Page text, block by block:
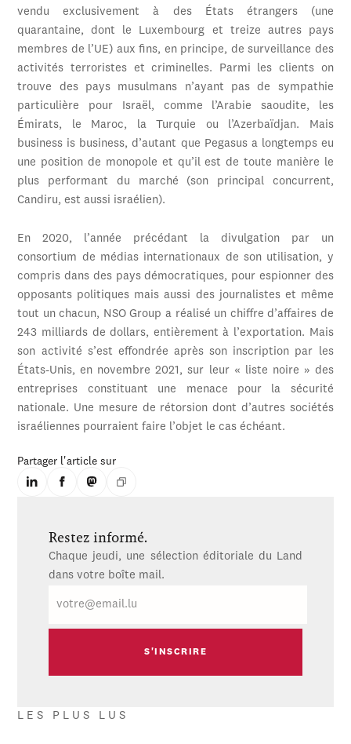
vendu exclusivement à des États étrangers (une
quarantaine, dont le Luxembourg et treize autres pays
membres de l’UE) aux fins, en principe, de surveillance des
activités terroristes et criminelles. Parmi les clients on
trouve des pays musulmans n’ayant pas de sympathie
particulière pour Israël, comme l’Arabie saoudite, les
Émirats, le Maroc, la Turquie ou l’Azerbaïdjan. Mais
business is business, d’autant que Pegasus a longtemps eu
une position de monopole et qu’il est de toute manière le
plus performant du marché (son principal concurrent,
Candiru, est aussi israélien).
En 2020, l’année précédant la divulgation par un
consortium de médias internationaux de son utilisation, y
compris dans des pays démocratiques, pour espionner des
opposants politiques mais aussi des journalistes et même
tout un chacun, NSO Group a réalisé un chiffre d’affaires de
243 milliards de dollars, entièrement à l’exportation. Mais
son activité s’est effondrée après son inscription par les
États-Unis, en novembre 2021, sur leur « liste noire » des
entreprises constituant une menace pour la sécurité
nationale. Une mesure de rétorsion dont d’autres sociétés
israéliennes pourraient faire l’objet le cas échéant.
Partager l'article sur
Restez informé.
Chaque jeudi, une sélection éditoriale du Land
dans votre boîte mail.
mail
LES PLUS LUS